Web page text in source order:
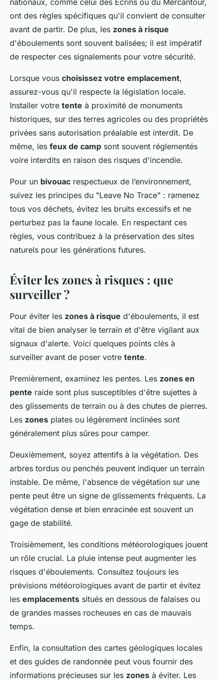
nationaux, comme celui des Écrins ou du Mercantour,
ont des règles spécifiques qu'il convient de consulter
avant de partir. De plus, les zones à risque
d'éboulements sont souvent balisées; il est impératif
de respecter ces signalements pour votre sécurité.
Lorsque vous choisissez votre emplacement,
assurez-vous qu'il respecte la législation locale.
Installer votre tente à proximité de monuments
historiques, sur des terres agricoles ou des propriétés
privées sans autorisation préalable est interdit. De
même, les feux de camp sont souvent réglementés
voire interdits en raison des risques d'incendie.
Pour un bivouac respectueux de l’environnement,
suivez les principes du "Leave No Trace" : ramenez
tous vos déchets, évitez les bruits excessifs et ne
perturbez pas la faune locale. En respectant ces
règles, vous contribuez à la préservation des sites
naturels pour les générations futures.
Éviter les zones à risques : que
surveiller ?
Pour éviter les zones à risque d'éboulements, il est
vital de bien analyser le terrain et d'être vigilant aux
signaux d'alerte. Voici quelques points clés à
surveiller avant de poser votre tente.
Premièrement, examinez les pentes. Les zones en
pente raide sont plus susceptibles d'être sujettes à
des glissements de terrain ou à des chutes de pierres.
Les zones plates ou légèrement inclinées sont
généralement plus sûres pour camper.
Deuxièmement, soyez attentifs à la végétation. Des
arbres tordus ou penchés peuvent indiquer un terrain
instable. De même, l'absence de végétation sur une
pente peut être un signe de glissements fréquents. La
végétation dense et bien enracinée est souvent un
gage de stabilité.
Troisièmement, les conditions météorologiques jouent
un rôle crucial. La pluie intense peut augmenter les
risques d'éboulements. Consultez toujours les
prévisions météorologiques avant de partir et évitez
les emplacements situés en dessous de falaises ou
de grandes masses rocheuses en cas de mauvais
temps.
Enfin, la consultation des cartes géologiques locales
et des guides de randonnée peut vous fournir des
informations précieuses sur les zones à éviter. Les